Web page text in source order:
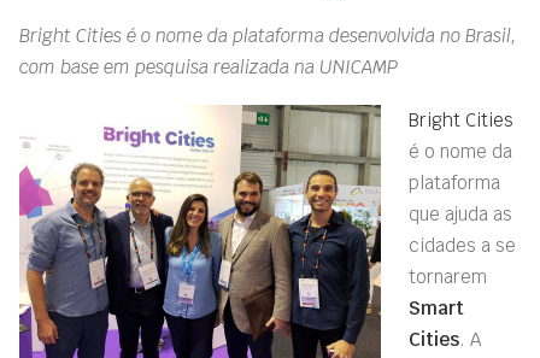
Bright Cities é o nome da plataforma desenvolvida no Brasil,
com base em pesquisa realizada na UNICAMP
Bright Cities
é o nome da
plataforma
que ajuda as
cidades a se
tornarem
Smart
Cities. A